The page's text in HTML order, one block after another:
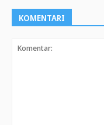
KOMENTARI